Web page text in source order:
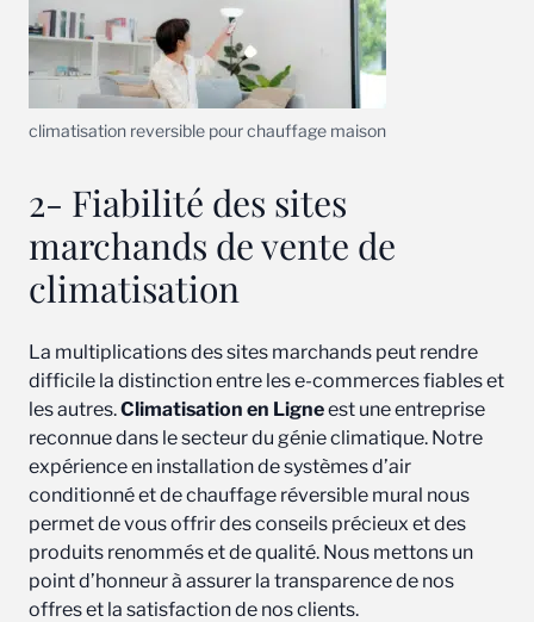
climatisation reversible pour chauffage maison
2- Fiabilité des sites
marchands de vente de
climatisation
La multiplications des sites marchands peut rendre
difficile la distinction entre les e-commerces fiables et
les autres.Climatisation en Ligneest une entreprise
reconnue dans le secteur du génie climatique. Notre
expérience en installation de systèmes d’air
conditionné et de chauffage réversible mural nous
permet de vous offrir des conseils précieux et des
produits renommés et de qualité. Nous mettons un
point d’honneur à assurer la transparence de nos
offres et la satisfaction de nos clients.